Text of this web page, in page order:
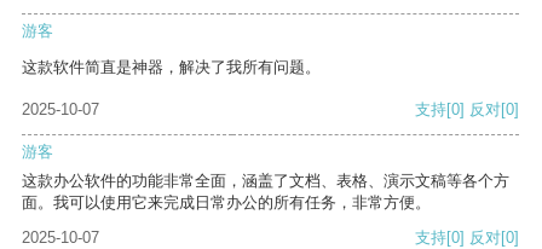
游客
这款软件简直是神器，解决了我所有问题。
2025-10-07 支持[0] 反对[0]
游客
这款办公软件的功能非常全面，涵盖了文档、表格、演示文稿等各个方
面。我可以使用它来完成日常办公的所有任务，非常方便。
2025-10-07
支持[0] 反对[0]